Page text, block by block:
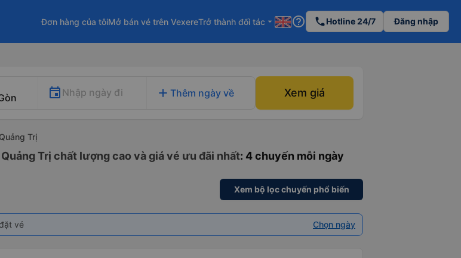
Đơn hàng của tôiMở bán vé trên VexereTrở thành đối tác arrow_drop_down help_outline phoneHotline 24/7 Đăng nhập
Nhập ngày đi add Thêm ngày về Xem giá
Trị
Trị chất lượng cao và giá vé ưu đãi nhất: 4 chuyến mỗi ngày
Xem bộ lọc chuyến phổ biến
vé Chọn ngày